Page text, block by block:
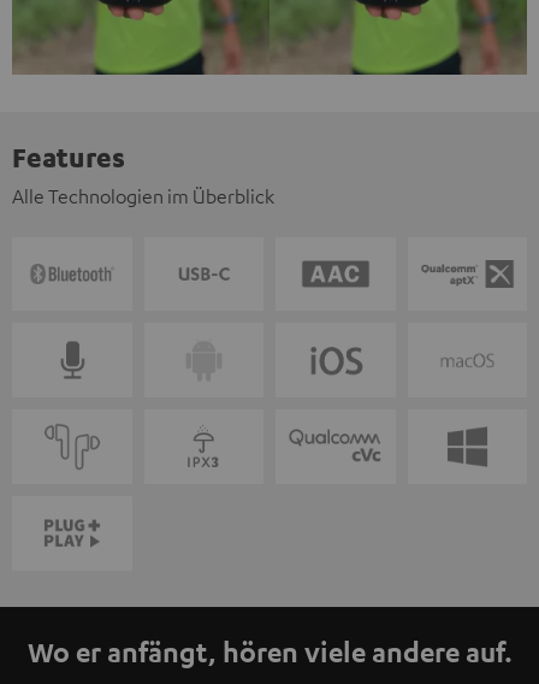
Features
Alle Technologien im Überblick
Wo er anfängt, hören viele andere auf.